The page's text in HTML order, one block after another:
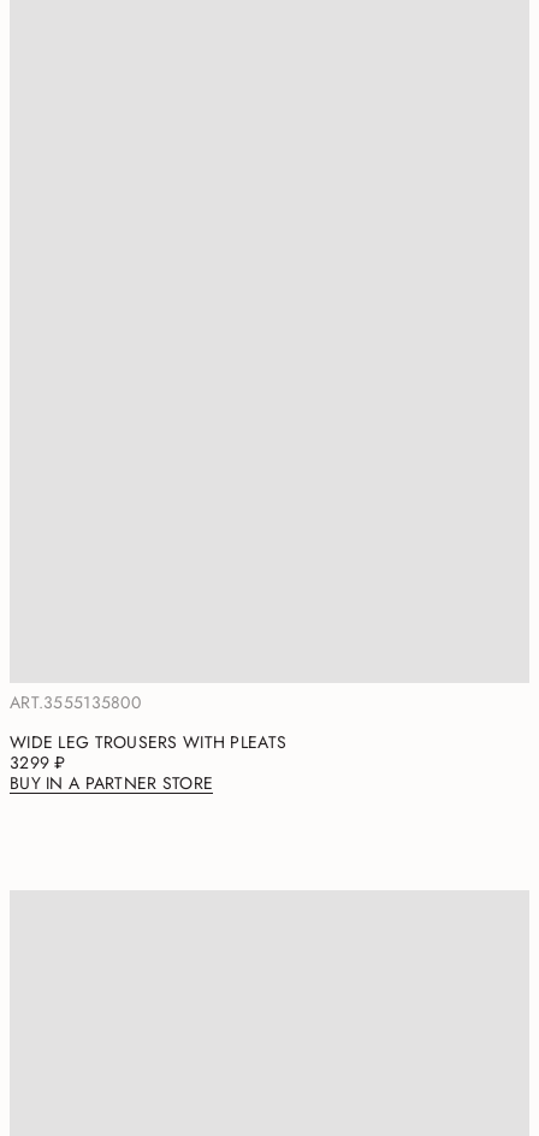
ART.3555135800
WIDE LEG TROUSERS WITH PLEATS
3299 ₽
BUY IN A PARTNER STORE